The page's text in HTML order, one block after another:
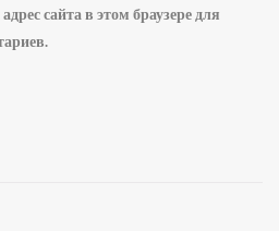
сайта в этом браузере для